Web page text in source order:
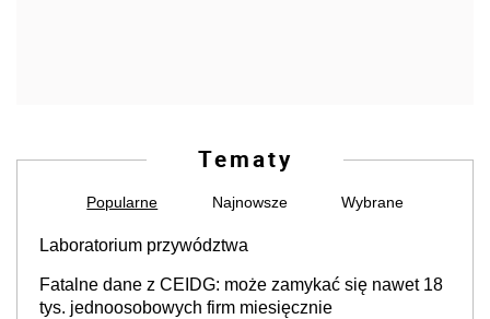
Tematy
Popularne Najnowsze Wybrane
Laboratorium przywództwa
Fatalne dane z CEIDG: może zamykać się nawet 18
tys. jednoosobowych firm miesięcznie